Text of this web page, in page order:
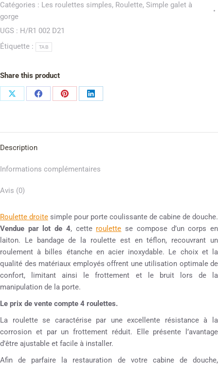
Catégories : Les roulettes simples, Roulette, Simple galet à
gorge
UGS : H/R1 002 D21
Étiquette :
TAB
Share this product
Description
Informations complémentaires
Avis (0)
Roulette droite simple pour porte coulissante de cabine de douche.
Vendue par lot de 4, cette roulette se compose d’un corps en
laiton. Le bandage de la roulette est en téflon, recouvrant un
roulement à billes étanche en acier inoxydable. Le choix et la
qualité des matériaux employés offrent une utilisation optimale de
confort, limitant ainsi le frottement et le bruit lors de la
manipulation de la porte.
Le prix de vente compte 4 roulettes.
La roulette se caractérise par une excellente résistance à la
corrosion et par un frottement réduit. Elle présente l’avantage
d’être ajustable et facile à installer.
Afin de parfaire la restauration de votre cabine de douche,